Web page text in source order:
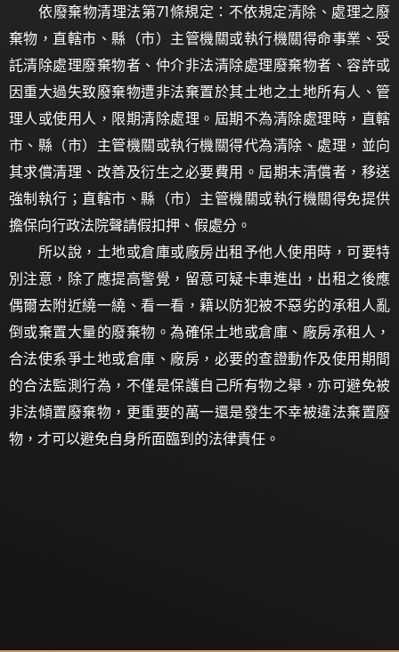
依廢棄物清理法第71條規定：不依規定清除、處理之廢
棄物，直轄市、縣（市）主管機關或執行機關得命事業、受
託清除處理廢棄物者、仲介非法清除處理廢棄物者、容許或
因重大過失致廢棄物遭非法棄置於其土地之土地所有人、管
理人或使用人，限期清除處理。屆期不為清除處理時，直轄
市、縣（市）主管機關或執行機關得代為清除、處理，並向
其求償清理、改善及衍生之必要費用。屆期未清償者，移送
強制執行；直轄市、縣（市）主管機關或執行機關得免提供
擔保向行政法院聲請假扣押、假處分。
所以說，土地或倉庫或廠房出租予他人使用時，可要特
別注意，除了應提高警覺，留意可疑卡車進出，出租之後應
偶爾去附近繞一繞、看一看，籍以防犯被不惡劣的承租人亂
倒或棄置大量的廢棄物。為確保土地或倉庫、廠房承租人，
合法使系爭土地或倉庫、廠房，必要的查證動作及使用期間
的合法監測行為，不僅是保護自己所有物之舉，亦可避免被
非法傾置廢棄物，更重要的萬一還是發生不幸被違法棄置廢
物，才可以避免自身所面臨到的法律責任。